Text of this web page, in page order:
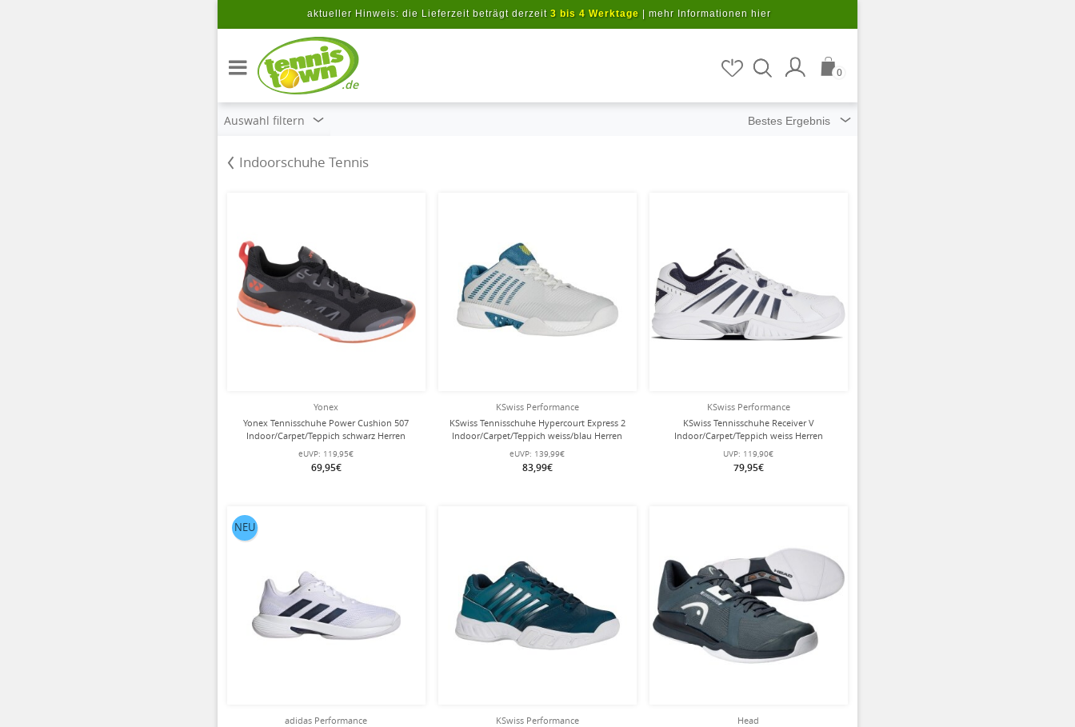
aktueller Hinweis: die Lieferzeit beträgt derzeit 3 bis 4 Werktage mehr Informationen hier
.de
0
Auswahl filtern
Indoorschuhe Tennis
Yonex
Yonex Tennisschuhe Power Cushion 507
Indoor/Carpet/Teppich schwarz Herren
eUVP: 119,95€
69,95€
KSwiss Performance
KSwiss Tennisschuhe Hypercourt Express 2
Indoor/Carpet/Teppich weiss/blau Herren
eUVP: 139,99€
83,99€
KSwiss Performance
KSwiss Tennisschuhe Receiver V
Indoor/Carpet/Teppich weiss Herren
UVP: 119,90€
79,95€
adidas Performance
NEU
KSwiss Performance
Head